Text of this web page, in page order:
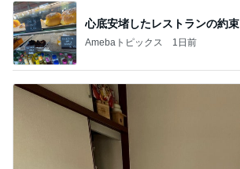
心底安堵したレストランの約束
Amebaトピックス 1日前